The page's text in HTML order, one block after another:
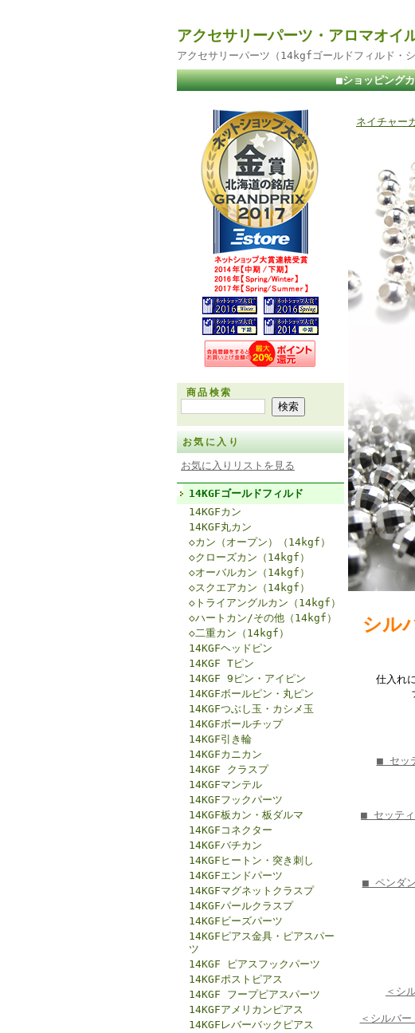
アクセサリーパーツ・アロマオイ
アクセサリーパーツ（14kgfゴールドフィルド・
■ショッピング
商品検索
お気に入り
お気に入りリストを見る
14KGFゴールドフィルド
14KGFカン
14KGF丸カン
◇カン（オープン）（14kgf）
◇クローズカン（14kgf）
◇オーバルカン（14kgf）
◇スクエアカン（14kgf）
◇トライアングルカン（14kgf）
◇ハートカン/その他（14kgf）
◇二重カン（14kgf）
14KGFヘッドピン
14KGF Tピン
14KGF 9ピン・アイピン
14KGFボールピン・丸ピン
14KGFつぶし玉・カシメ玉
14KGFボールチップ
14KGF引き輪
14KGFカニカン
14KGF クラスプ
14KGFマンテル
14KGFフックパーツ
14KGF板カン・板ダルマ
14KGFコネクター
14KGFバチカン
14KGFヒートン・突き刺し
14KGFエンドパーツ
14KGFマグネットクラスプ
14KGFパールクラスプ
14KGFビーズパーツ
14KGFピアス金具・ピアスパー
ツ
14KGF ピアスフックパーツ
14KGFポストピアス
14KGF フープピアスパーツ
14KGFアメリカンピアス
14KGFレバーバックピアス
ネイチャー
シル
仕入れ
■ セッ
■ セッティ
■ ペンダ
＜シ
＜シルバ